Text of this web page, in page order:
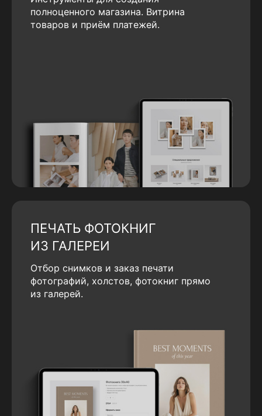
полноценного магазина. Витрина
товаров и приём платежей.
ПЕЧАТЬ ФОТОКНИГ
ИЗ ГАЛЕРЕИ
Отбор снимков и заказ печати
фотографий, холстов, фотокниг прямо
из галерей.